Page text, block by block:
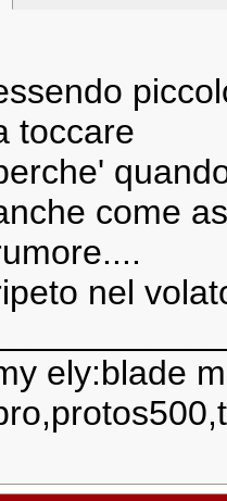
toccare
come
nel
ely:blade